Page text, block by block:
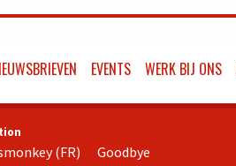
EVENTS WERK BIJ ONS
(FR) Goodbye